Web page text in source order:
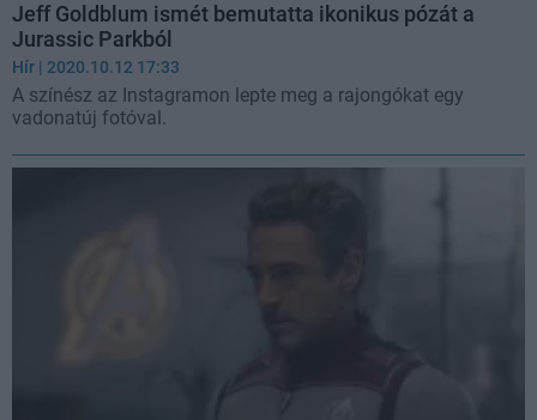
Jeff Goldblum ismét bemutatta ikonikus pózát a
Jurassic Parkból
Hír | 2020.10.12 17:33
A színész az Instagramon lepte meg a rajongókat egy
vadonatúj fotóval.